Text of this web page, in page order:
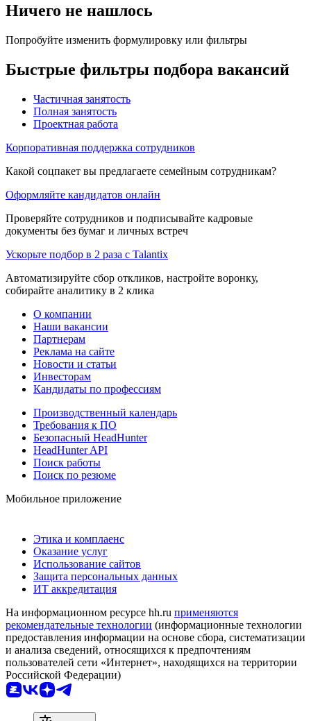
Ничего не нашлось
Попробуйте изменить формулировку или фильтры
Быстрые фильтры подбора вакансий
Частичная занятость
Полная занятость
Проектная работа
Корпоративная поддержка сотрудников
Какой соцпакет вы предлагаете семейным сотрудникам?
Оформляйте кандидатов онлайн
Проверяйте сотрудников и подписывайте кадровые
документы без бумаг и личных встреч
Ускорьте подбор в 2 раза с Talantix
Автоматизируйте сбор откликов, настройте воронку,
собирайте аналитику в 2 клика
О компании
Наши вакансии
Партнерам
Реклама на сайте
Новости и статьи
Инвесторам
Кандидаты по профессиям
Производственный календарь
Требования к ПО
Безопасный HeadHunter
HeadHunter API
Поиск работы
Поиск по резюме
Мобильное приложение
Этика и комплаенс
Оказание услуг
Использование сайтов
Защита персональных данных
ИТ аккредитация
На информационном ресурсе hh.ru применяются
рекомендательные технологии (информационные технологии
предоставления информации на основе сбора, систематизации
и анализа сведений, относящихся к предпочтениям
пользователей сети «Интернет», находящихся на территории
Российской Федерации)